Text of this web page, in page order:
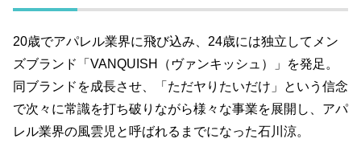
20歳でアパレル業界に飛び込み、 24歳には独立してメン
ズブランド「 VANQUISH
（ヴァンキッシュ）」を発足。
同ブランドを成長させ、「ただヤりたいだけ」という信念
で次々に常識を打ち破りながら様々な事業を展開し、アパ
レル業界の風雲児と呼ばれるまでになった石川涼。